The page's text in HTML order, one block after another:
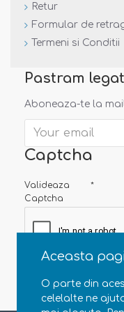
Aceasta
O parte din
celelalte ne
Certificate:
Material: 100% lana
certificata IVN
Retur
Formular de
Termeni si Conditii
Pastram
Aboneaza-te la
Captcha
Valideaza
Captcha